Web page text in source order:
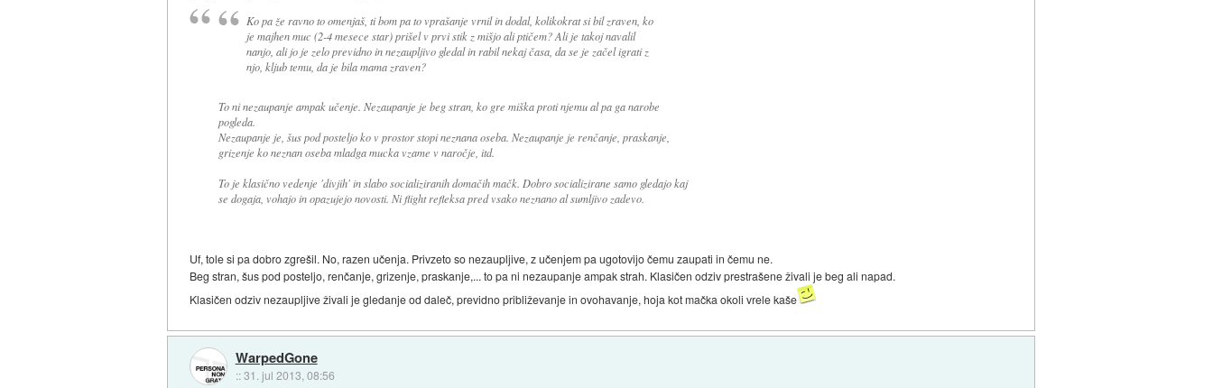
Ko pa že ravno to omenjaš, ti bom pa to vprašanje vrnil in dodal, kolikokrat si bil zraven, ko
je majhen muc (2-4 mesece star) prišel v prvi stik z mišjo ali ptičem? Ali je takoj navalil
nanjo, ali jo je zelo previdno in nezaupljivo gledal in rabil nekaj časa, da se je začel igrati z
njo, kljub temu, da je bila mama zraven?
To ni nezaupanje ampak učenje. Nezaupanje je beg stran, ko gre miška proti njemu al pa ga narobe
pogleda.
Nezaupanje je, šus pod posteljo ko v prostor stopi neznana oseba. Nezaupanje je renčanje, praskanje,
grizenje ko neznan oseba mladga mucka vzame v naročje, itd.
To je klasično vedenje 'divjih' in slabo socializiranih domačih mačk. Dobro socializirane samo gledajo kaj
se dogaja, vohajo in opazujejo novosti. Ni flight refleksa pred vsako neznano al sumljivo zadevo.
Uf, tole si pa dobro zgrešil. No, razen učenja. Privzeto so nezaupljive, z učenjem pa ugotovijo čemu zaupati in čemu ne.
Beg stran, šus pod posteljo, renčanje, grizenje, praskanje,... to pa ni nezaupanje ampak strah. Klasičen odziv prestrašene živali je beg ali napad.
Klasičen odziv nezaupljive živali je gledanje od daleč, previdno približevanje in ovohavanje, hoja kot mačka okoli vrele kaše
WarpedGone
::31. jul 2013, 08:56